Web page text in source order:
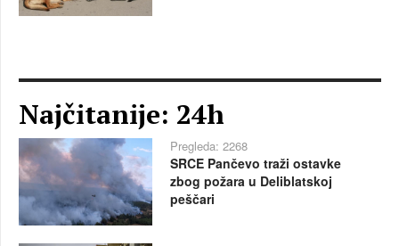
Najčitanije: 24h
Pregleda: 2268
SRCE Pančevo traži ostavke
zbog požara u Deliblatskoj
peščari